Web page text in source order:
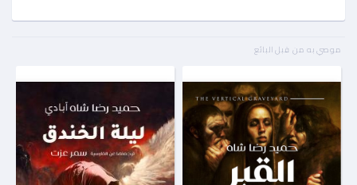
موصي به من قبل البائع